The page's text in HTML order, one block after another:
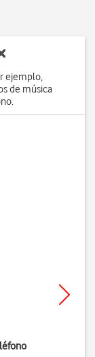
ejemplo,
de música